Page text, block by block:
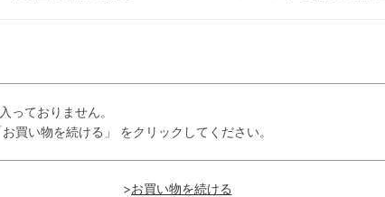
っておりません。
買い物を続ける」 をクリックしてください。
>